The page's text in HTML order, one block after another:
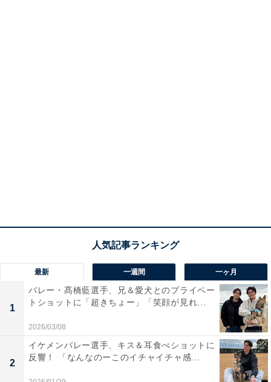
最新 一週間 一ヶ月
1
バレー・髙橋藍選手、兄＆愛犬とのプライベー
トショットに「超きちょー」「笑顔が見れ...
2026/03/08
2
イケメンバレー選手、キス＆耳食べショットに
反響！ 「なんなのーこのイチャイチャ感...